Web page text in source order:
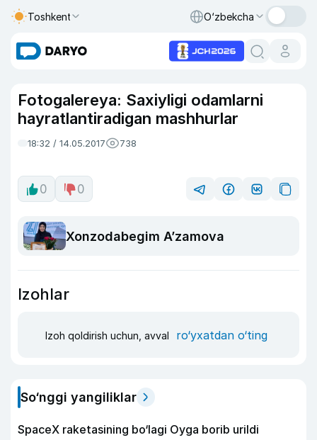
Toshkent O‘zbekcha
Fotogalereya: Saxiyligi odamlarni
hayratlantiradigan mashhurlar
18:32 / 14.05.2017 738
0 0
Xonzodabegim A’zamova
Izohlar
Izoh qoldirish uchun, avval ro‘yxatdan o‘ting
So‘nggi yangiliklar
SpaceX raketasining bo‘lagi Oyga borib urildi